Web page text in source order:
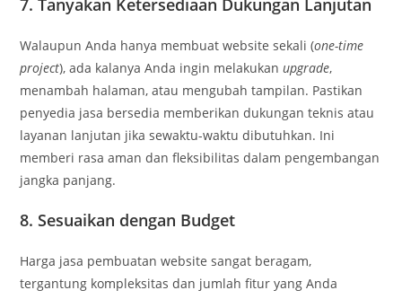
7. Tanyakan Ketersediaan Dukungan Lanjutan
Walaupun Anda hanya membuat website sekali (one-time
project), ada kalanya Anda ingin melakukanupgrade,
menambah halaman, atau mengubah tampilan. Pastikan
penyedia jasa bersedia memberikan dukungan teknis atau
layanan lanjutan jika sewaktu-waktu dibutuhkan. Ini
memberi rasa aman dan fleksibilitas dalam pengembangan
jangka panjang.
8. Sesuaikan dengan Budget
Harga jasa pembuatan website sangat beragam,
tergantung kompleksitas dan jumlah fitur yang Anda